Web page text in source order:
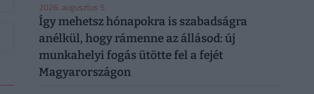
2026. augusztus 5.
Így mehetsz hónapokra is szabadságra
anélkül, hogy rámenne az állásod: új
munkahelyi fogás ütötte fel a fejét
Magyarországon